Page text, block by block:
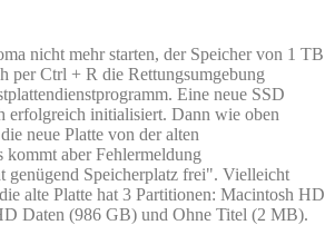
nicht mehr starten, der Speicher von 1 TB
per Ctrl + R die Rettungsumgebung
Eine neue SSD
erfolgreich initialisiert. Dann wie oben
neue Platte von der alten
kommt aber Fehlermeldung
genügend Speicherplatz frei". Vielleicht
alte Platte hat 3 Partitionen: Macintosh HD
Daten (986 GB) und Ohne Titel (2 MB).